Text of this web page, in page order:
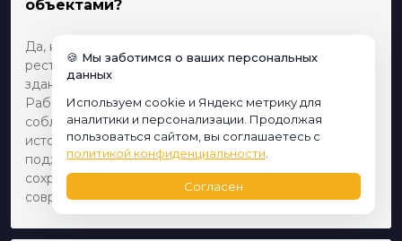
объектами?
Да, наша команда имеет значительный опыт
реставрационных работ и отделки исторических
зданий и помещений с особыми требованиями.
Работу проводят квалифицированные специалисты с
соблюдением всех норм и требований к сохранению
исторического вида и конструкций. Мы тщательно
подходим к каждому проекту, чтобы гарантировать
сохранение уникальных особенностей объекта при
современных улучшениях.
🍪 Мы заботимся о ваших персональных
данных
Используем cookie и Яндекс метрику для
аналитики и персонализации. Продолжая
пользоваться сайтом, вы соглашаетесь с
политикой конфиденциальности
Согласен